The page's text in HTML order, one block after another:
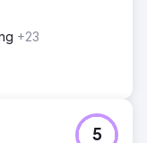
+23
5